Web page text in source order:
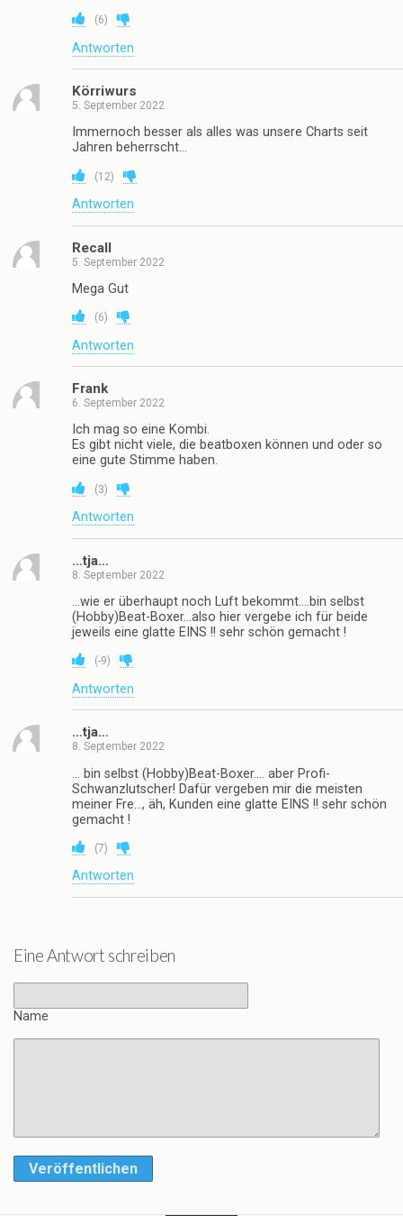
(6)
Antworten
Körriwurs
5. September 2022
Immernoch besser als alles was unsere Charts seit
Jahren beherrscht…
(12)
Antworten
Recall
5. September 2022
Mega Gut
(6)
Antworten
Frank
6. September 2022
Ich mag so eine Kombi.
Es gibt nicht viele, die beatboxen können und oder so
eine gute Stimme haben.
(3)
Antworten
…tja…
8. September 2022
…wie er überhaupt noch Luft bekommt….bin selbst
(Hobby)Beat-Boxer…also hier vergebe ich für beide
jeweils eine glatte EINS !! sehr schön gemacht !
(-9)
Antworten
…tja…
8. September 2022
… bin selbst (Hobby)Beat-Boxer…. aber Profi-
Schwanzlutscher! Dafür vergeben mir die meisten
meiner Fre…, äh, Kunden eine glatte EINS !! sehr schön
gemacht !
(7)
Antworten
Eine Antwort schreiben
Name
Veröffentlichen